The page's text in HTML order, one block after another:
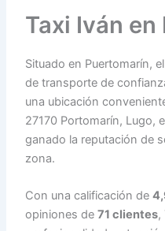
Taxi Iván
Situado en Puertomarín,
de transporte de
una ubicación
27170 Portomarín, Lugo,
ganado la reputación de
zona.
Con una calificación de
opiniones de71 clientes,